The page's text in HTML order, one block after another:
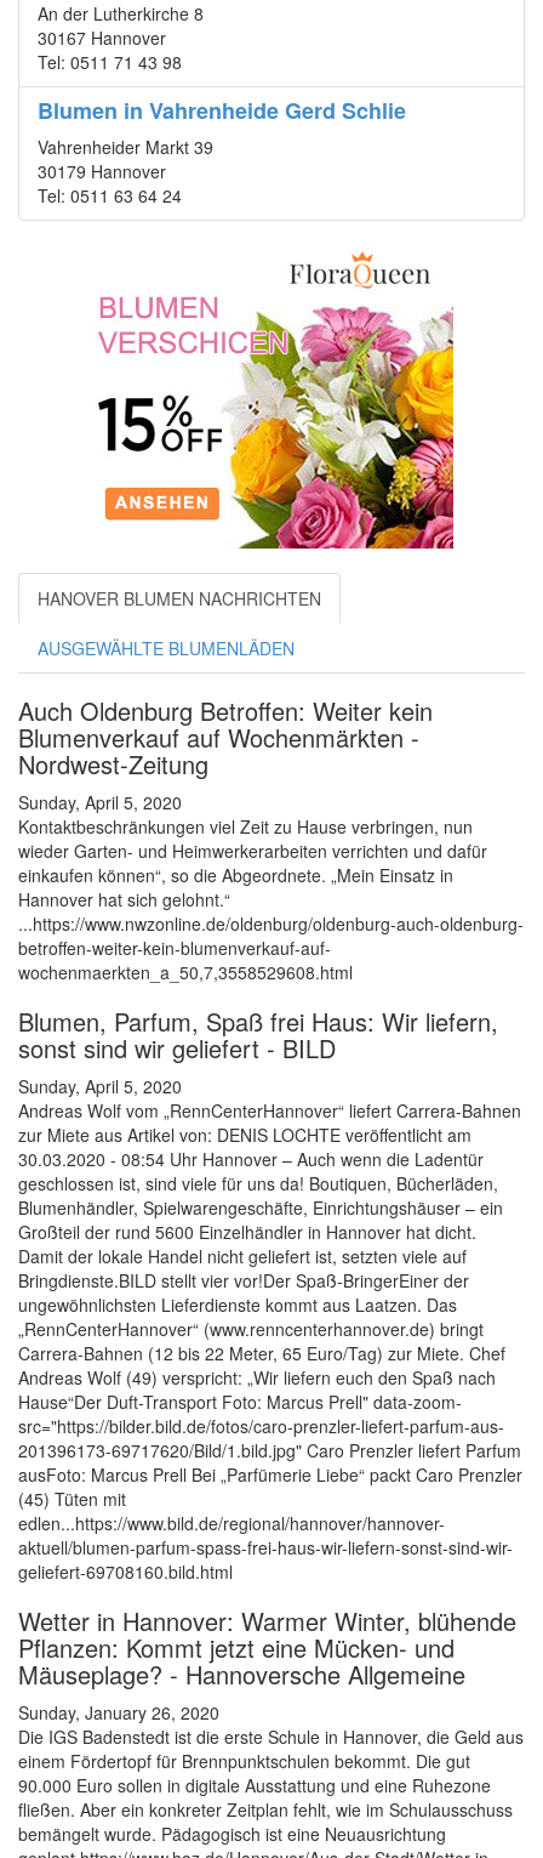
An der Lutherkirche 8
30167 Hannover
Tel: 0511 71 43 98
Blumen in Vahrenheide Gerd Schlie
Vahrenheider Markt 39
30179 Hannover
Tel: 0511 63 64 24
HANOVER BLUMEN NACHRICHTEN
AUSGEWÄHLTE BLUMENLÄDEN
Auch Oldenburg Betroffen: Weiter kein
Blumenverkauf auf Wochenmärkten -
Nordwest-Zeitung
Sunday, April 5, 2020
Kontaktbeschränkungen viel Zeit zu Hause verbringen, nun
wieder Garten- und Heimwerkerarbeiten verrichten und dafür
einkaufen können“, so die Abgeordnete. „Mein Einsatz in
Hannover hat sich gelohnt.“
...https://www.nwzonline.de/oldenburg/oldenburg-auch-oldenburg-
betroffen-weiter-kein-blumenverkauf-auf-
wochenmaerkten_a_50,7,3558529608.html
Blumen, Parfum, Spaß frei Haus: Wir liefern,
sonst sind wir geliefert - BILD
Sunday, April 5, 2020
Andreas Wolf vom „RennCenterHannover“ liefert Carrera-Bahnen
zur Miete aus Artikel von: DENIS LOCHTE veröffentlicht am
30.03.2020 - 08:54 Uhr Hannover – Auch wenn die Ladentür
geschlossen ist, sind viele für uns da! Boutiquen, Bücherläden,
Blumenhändler, Spielwarengeschäfte, Einrichtungshäuser – ein
Großteil der rund 5600 Einzelhändler in Hannover hat dicht.
Damit der lokale Handel nicht geliefert ist, setzten viele auf
Bringdienste.BILD stellt vier vor!Der Spaß-BringerEiner der
ungewöhnlichsten Lieferdienste kommt aus Laatzen. Das
„RennCenterHannover“ (www.renncenterhannover.de) bringt
Carrera-Bahnen (12 bis 22 Meter, 65 Euro/Tag) zur Miete. Chef
Andreas Wolf (49) verspricht: „Wir liefern euch den Spaß nach
Hause“Der Duft-Transport Foto: Marcus Prell" data-zoom-
src="https://bilder.bild.de/fotos/caro-prenzler-liefert-parfum-aus-
201396173-69717620/Bild/1.bild.jpg" Caro Prenzler liefert Parfum
ausFoto: Marcus Prell Bei „Parfümerie Liebe“ packt Caro Prenzler
(45) Tüten mit
edlen...https://www.bild.de/regional/hannover/hannover-
aktuell/blumen-parfum-spass-frei-haus-wir-liefern-sonst-sind-wir-
geliefert-69708160.bild.html
Wetter in Hannover: Warmer Winter, blühende
Pflanzen: Kommt jetzt eine Mücken- und
Mäuseplage? - Hannoversche Allgemeine
Sunday, January 26, 2020
Die IGS Badenstedt ist die erste Schule in Hannover, die Geld aus
einem Fördertopf für Brennpunktschulen bekommt. Die gut
90.000 Euro sollen in digitale Ausstattung und eine Ruhezone
fließen. Aber ein konkreter Zeitplan fehlt, wie im Schulausschuss
bemängelt wurde. Pädagogisch ist eine Neuausrichtung